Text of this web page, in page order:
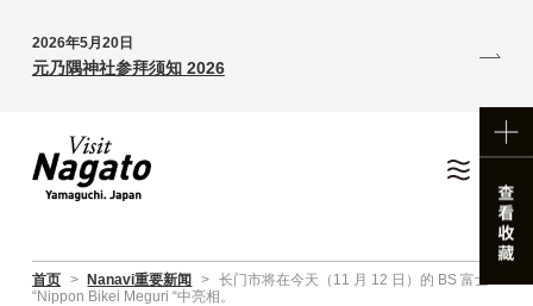
2026年5月20日
元乃隅神社参拜须知 2026
首页 > Nanavi重要新闻 > 长门市将在今天（11 月 12 日）的 BS 富士
“Nippon Bikei Meguri “中亮相。